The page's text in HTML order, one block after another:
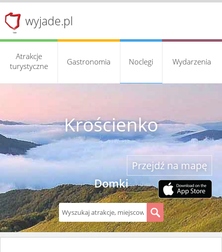
wyjade.pl
Atrakcje
turystyczne
Gastronomia Noclegi Wydarzenia
Krościenko
Domki
Przejdź na mapę